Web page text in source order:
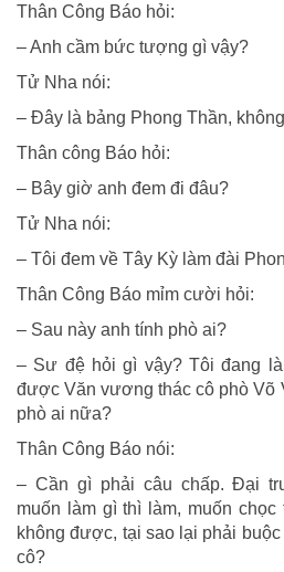
Thân Công Báo hỏi:
– Anh cầm bức tượng gì vậy?
Tử Nha nói:
– Ðây là bảng Phong Thần,
Thân công Báo hỏi:
– Bây giờ anh đem đi đâu?
Tử Nha nói:
– Tôi đem về Tây Kỳ làm đài
Thân Công Báo mỉm cười hỏi:
– Sau này anh tính phò ai?
– Sư đệ hỏi gì vậy? Tôi đang
được Văn vương thác cô phò Võ
phò ai nữa?
Thân Công Báo nói:
– Cần gì phải câu chấp. Ðại
muốn làm gì thì làm, muốn
không được, tại sao lại phải
cô?